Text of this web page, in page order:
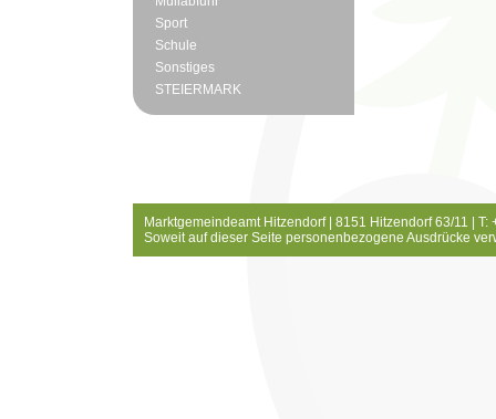
Sport
Schule
Sonstiges
STEIERMARK
Marktgemeindeamt Hitzendorf | 8151 Hitzendorf 63/11 |
Soweit auf dieser Seite personenbezogene Ausdrücke